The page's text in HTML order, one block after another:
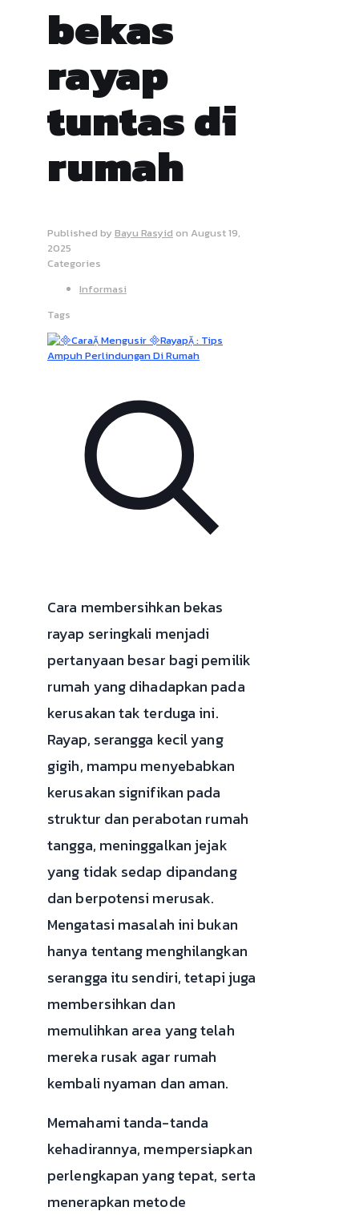
bekas
rayap
tuntas di
rumah
Published by Bayu Rasyid on August 19,
2025
Categories
Informasi
Tags
Cara membersihkan bekas
rayap seringkali menjadi
pertanyaan besar bagi pemilik
rumah yang dihadapkan pada
kerusakan tak terduga ini.
Rayap, serangga kecil yang
gigih, mampu menyebabkan
kerusakan signifikan pada
struktur dan perabotan rumah
tangga, meninggalkan jejak
yang tidak sedap dipandang
dan berpotensi merusak.
Mengatasi masalah ini bukan
hanya tentang menghilangkan
serangga itu sendiri, tetapi juga
membersihkan dan
memulihkan area yang telah
mereka rusak agar rumah
kembali nyaman dan aman.
Memahami tanda-tanda
kehadirannya, mempersiapkan
perlengkapan yang tepat, serta
menerapkan metode